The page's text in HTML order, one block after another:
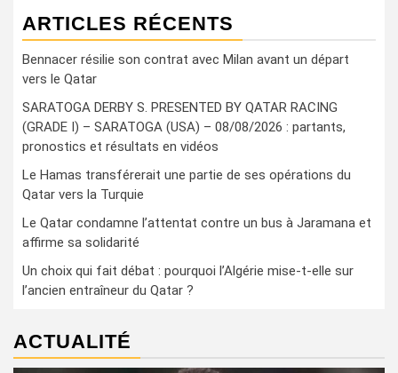
ARTICLES RÉCENTS
Bennacer résilie son contrat avec Milan avant un départ
vers le Qatar
SARATOGA DERBY S. PRESENTED BY QATAR RACING
(GRADE I) – SARATOGA (USA) – 08/08/2026 : partants,
pronostics et résultats en vidéos
Le Hamas transférerait une partie de ses opérations du
Qatar vers la Turquie
Le Qatar condamne l’attentat contre un bus à Jaramana et
affirme sa solidarité
Un choix qui fait débat : pourquoi l’Algérie mise-t-elle sur
l’ancien entraîneur du Qatar ?
ACTUALITÉ